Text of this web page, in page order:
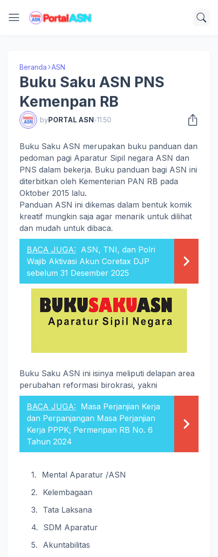
Beranda ASN
Buku Saku ASN PNS
Kemenpan RB
byPORTAL ASN-11.50
Buku Saku ASN merupakan buku panduan dan
pedoman pagi Aparatur Sipil negara ASN dan
PNS dalam bekerja. Buku panduan bagi ASN ini
diterbitkan oleh Kementerian PAN RB pada
Oktober 2015 lalu.
Panduan ASN ini dikemas dalam bentuk komik
kreatif mungkin saja agar menarik untuk dilihat
dan mudah untuk dibaca.
BACA JUGA: ASN, TNI, dan Polri
Wajib Aktivasi Akun Coretax DJP
sebelum 31 Desember 2025
Buku Saku ASN ini isinya meliputi delapan area
perubahan reformasi birokrasi, yakni
BACA JUGA: Masa Perjanjian Kerja
dan Perpanjangan Masa Perjanjian
Kerja PPPK; Permenpan RB No. 6
Tahun 2024
Mental Aparatur /ASN
Kelembagaan
Tata Laksana
SDM Aparatur
Akuntabilitas